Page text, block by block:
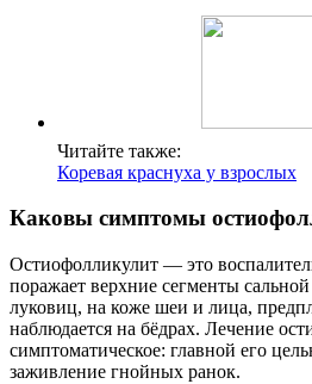
Читайте также:
Коревая краснуха у взрослых
Каковы симптомы
Остиофолликулит — это
поражает верхние сегменты
луковиц, на коже шеи и лица,
наблюдается на бёдрах. Лечение
симптоматическое: главной его
заживление гнойных ранок.